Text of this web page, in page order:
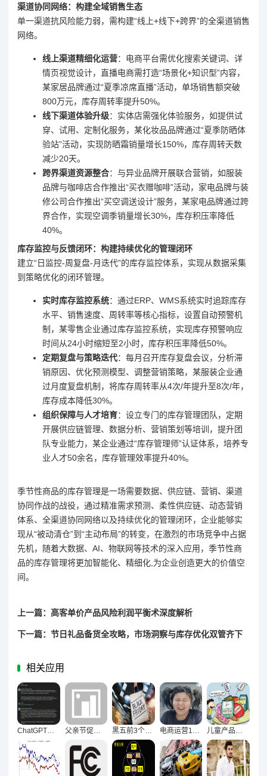
渠道协同网络：构建全域销售生态
单一渠道抗风险能力弱，需构建“线上+线下+跨界”的全渠道销售
网络。
线上渠道精细化运营：电商平台需优化搜索关键词、详
情页视觉设计，直播电商需打造“场景化+知识型”内容，
某家居品牌通过“夏季凉席直播”活动，单场销售额突破
800万元，库存周转率提升50%。
线下渠道体验升级：实体店需强化体验服务，如提供试
穿、试用、定制化服务，某化妆品品牌通过“夏季防晒体
验站”活动，实现防晒霜销量增长150%，库存周转天数
减少20天。
跨界渠道资源整合：与异业品牌开展联合营销，如服装
品牌与咖啡店合作推出“买衣赠咖啡”活动，家电品牌与装
修公司合作推出“买空调送设计”服务，某家电品牌通过跨
界合作，实现空调季销量增长30%，库存积压率降低
40%。
库存监控与反馈闭环：构建持续优化的管理闭环
建立“日监控-周复盘-月迭代”的库存监控体系，实现从数据采集
到策略优化的闭环管理。
实时库存监控系统：通过ERP、WMS系统实时追踪库存
水平、销售速度、周转率等核心指标，设置自动预警机
制，某零售企业通过库存监控系统，实现库存预警响应
时间从24小时缩短至2小时，库存积压率降低50%。
定期复盘与策略迭代：每月召开库存复盘会议，分析滞
销原因、优化预测模型、调整营销策略，某服装企业通
过月度复盘机制，将库存周转率从4次/年提升至8次/年，
库存成本降低30%。
组织保障与人才培育：设立专门的库存管理团队，定期
开展供应链管理、数据分析、营销策划等培训，提升团
队专业能力，某企业通过“库存管理师”认证体系，培养专
业人才50余名，库存管理效率提升40%。
季节性商品的库存管理是一场需要数据、供应链、营销、渠道
协同作战的战役，通过精准需求预测、柔性供应链、动态营销
体系、全渠道协同网络以及持续优化的管理闭环，企业能够实
现从“被动清仓”到“主动布局”的转变，在激烈的市场竞争中占据
先机，随着大数据、AI、物联网等技术的深入应用，季节性商
品的库存管理将更加智能化、精细化,为企业创造更大的价值空
间。
上一篇：高客单价产品风险利润平衡术深度解析
下一篇：节日礼品备货全攻略，市场洞察与库存优化双管齐下
相关应用
ChatGPT破局模板化，产品描述个性化创作新指南 父亲节促销新思路，商业温度自然融入亲情脉络 黑五前3个月卖家必做准备清单，库存到营销全方位策略 电商运营12大封店雷区揭秘，店铺被封的幕后真相 儿童产品出口欧美合规全流程解析，安全标准与法律风险指南